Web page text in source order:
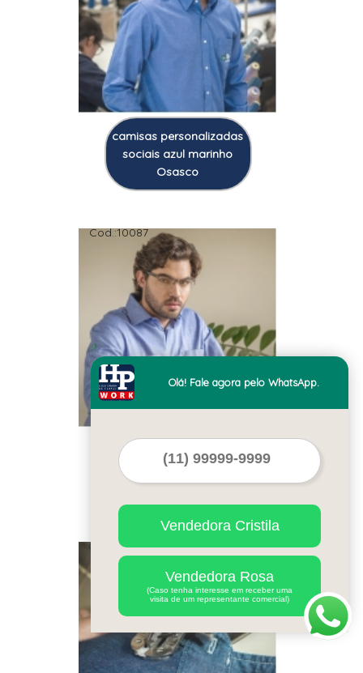
camisas personalizadas
sociais azul marinho
Osasco
Cod.:10087
camisa personalizada
social azul atacado São
Bernardo Centro
Cod.: 10088
Olá! Fale agora pelo WhatsApp.
Vendedora Cristila
Vendedora Rosa
(Caso tenha interesse em receber uma
visita de um representante comercial)